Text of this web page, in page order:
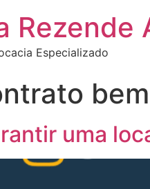
Rezende
Especializado
uma